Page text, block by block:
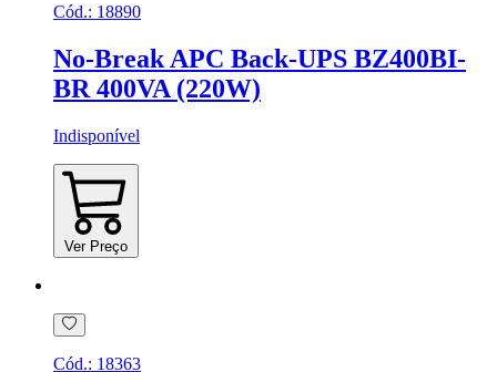
Cód.: 18890
No-Break APC Back-UPS BZ400BI-
BR 400VA (220W)
Indisponível
Ver Preço
Cód.: 18363